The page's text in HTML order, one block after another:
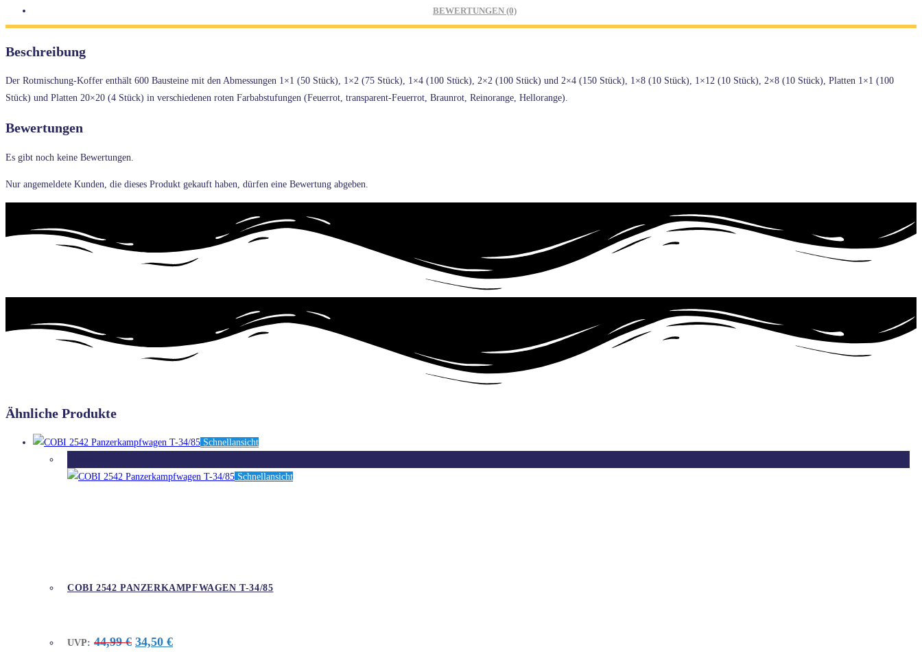
BX600
BEWERTUNGEN (0)
Beschreibung
Der Rotmischung-Koffer enthält 600 Bausteine mit den Abmessungen 1×1 (50 Stück), 1×2 (75 Stück), 1×4 (100 Stück), 2×2 (100 Stück) und 2×4 (150 Stück), 1×8 (10 Stück), 1×12 (10 Stück), 2×8 (10 Stück), Platten 1×1 (100
Stück) und Platten 20×20 (4 Stück) in verschiedenen roten Farbabstufungen (Feuerrot, transparent-Feuerrot, Braunrot, Reinorange, Hellorange).
Bewertungen
Es gibt noch keine Bewertungen.
Nur angemeldete Kunden, die dieses Produkt gekauft haben, dürfen eine Bewertung abgeben.
Ähnliche Produkte
Schnellansicht
Schnellansicht
COBI 2542 PANZERKAMPFWAGEN T-34/85
UVP: 44,99€ Ursprünglicher
34,50 €Aktueller